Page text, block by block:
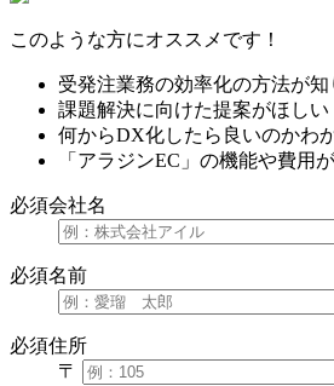
このような方にオススメです！
受発注業務の効率化の方法が知
課題解決に向けた提案がほしい
何からDX化したら良いのかわ
「アラジンEC」の機能や費用
必須会社名
必須名前
必須住所
〒